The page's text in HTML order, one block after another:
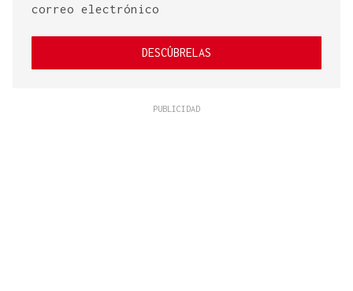
correo electrónico
DESCÚBRELAS